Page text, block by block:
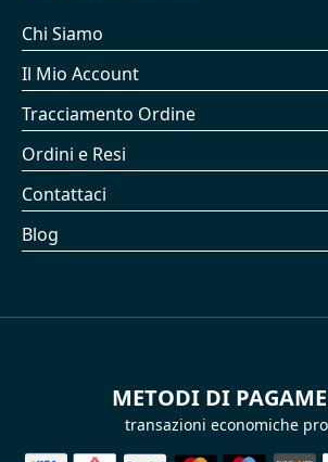
Chi Siamo
Il Mio Account
Tracciamento Ordine
Ordini e Resi
Contattaci
Blog
METODI DI
transazioni economiche